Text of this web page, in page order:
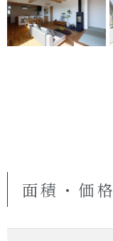
面積・価格